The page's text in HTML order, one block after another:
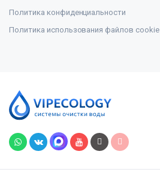
Политика конфиденциальности
Политика использования файлов cookie